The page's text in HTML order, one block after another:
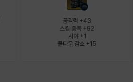
피올로
공격력 +43
스킬 증폭 +92
시야 +1
쿨다운 감소 +15